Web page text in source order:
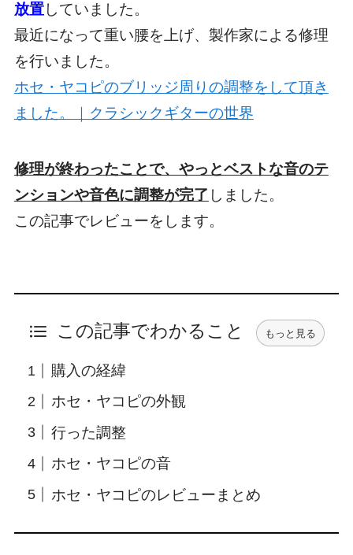
放置していました。
最近になって重い腰を上げ、製作家による修理
を行いました。
ホセ・ヤコピのブリッジ周りの調整をして頂き
ました。｜クラシックギターの世界
修理が終わったことで、やっとベストな音のテ
ンションや音色に調整が完了 しました。
この記事でレビューをします。
この記事でわかること もっと見る
購入の経緯
ホセ・ヤコピの外観
行った調整
ホセ・ヤコピの音
ホセ・ヤコピのレビューまとめ